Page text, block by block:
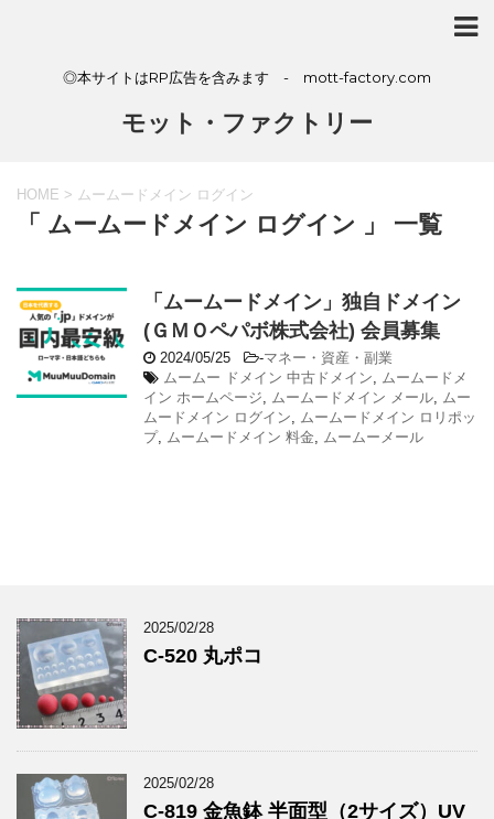
◎本サイトはRP広告を含みます - mott-factory.com
モット・ファクトリー
HOME > ムームードメイン ログイン
「 ムームードメイン ログイン 」 一覧
「ムームードメイン」独自ドメイン
(ＧＭＯペパボ株式会社) 会員募集
2024/05/25 -マネー・資産・副業
ムームー ドメイン 中古ドメイン, ムームードメ
イン ホームページ, ムームードメイン メール, ムー
ムードメイン ログイン, ムームードメイン ロリポッ
プ, ムームードメイン 料金, ムームーメール
2025/02/28
C-520 丸ポコ
2025/02/28
C-819 金魚鉢 半面型（2サイズ）UV